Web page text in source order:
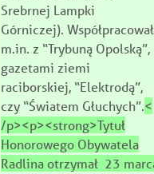
Srebrnej Lampki
Górniczej). Współpracował
m.in. z “Trybuną Opolską”,
gazetami ziemi
raciborskiej, “Elektrodą”,
czy “Światem Głuchych”.<
/p><p><strong>Tytuł
Honorowego Obywatela
Radlina otrzymał 23